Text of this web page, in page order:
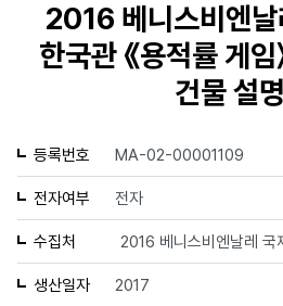
2016 베니스비엔날
한국관 《용적률 게
건물 설
등록번호 MA-02-00001109
전자여부 전자
수집처 2016 베니스비엔날레 국
생산일자 2017